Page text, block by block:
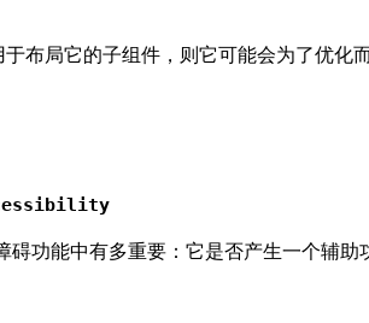
布局它的子组件，则它可能会为了优
碍功能中有多重要：它是否产生一个辅